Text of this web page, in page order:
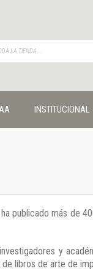
INSTITUCIONAL
publicado más de
y
libros de arte de